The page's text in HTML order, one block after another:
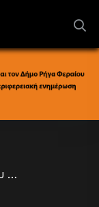
/ Η Αντιδήμαρχος Τουρισμού Βόλου Μελπομένη Λαζάρου συμμετείχε σε εκδήλωση στο Μόναχο